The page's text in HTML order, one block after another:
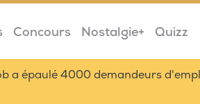
Concours Nostalgie+ Quizz
a épaulé 4000 demandeurs